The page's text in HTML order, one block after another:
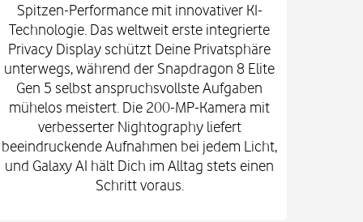
Spitzen-Performance mit innovativer KI-
Technologie. Das weltweit erste integrierte
Privacy Display schützt Deine Privatsphäre
unterwegs, während der Snapdragon 8 Elite
Gen 5 selbst anspruchsvollste Aufgaben
mühelos meistert. Die 200-MP-Kamera mit
verbesserter Nightography liefert
beeindruckende Aufnahmen bei jedem Licht,
und Galaxy AI hält Dich im Alltag stets einen
Schritt voraus.